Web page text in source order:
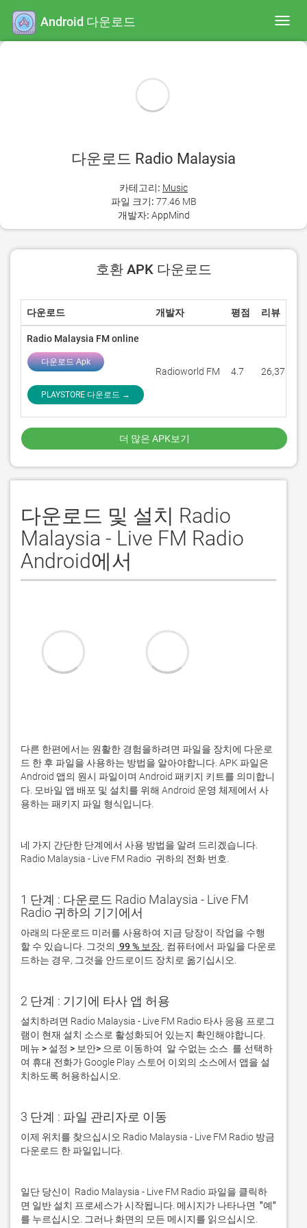
Android 다운로드
다운로드 Radio Malaysia
카테고리: Music
파일 크기: 77.46 MB
개발자: AppMind
호환 APK 다운로드
다운로드 개발자 평점 리뷰
Radio Malaysia FM online
다운로드 Apk
PLAYSTORE 다운로드 →
Radioworld FM 4.7 26,376
더 많은 APK보기
다운로드 및 설치 Radio
Malaysia - Live FM Radio
Android에서
다른 한편에서는 원활한 경험을하려면 파일을 장치에 다운로
드 한 후 파일을 사용하는 방법을 알아야합니다. APK 파일은
Android 앱의 원시 파일이며 Android 패키지 키트를 의미합니
다. 모바일 앱 배포 및 설치를 위해 Android 운영 체제에서 사
용하는 패키지 파일 형식입니다.
네 가지 간단한 단계에서 사용 방법을 알려 드리겠습니다.
Radio Malaysia - Live FM Radio  귀하의 전화 번호.
1 단계 : 다운로드 Radio Malaysia - Live FM
Radio 귀하의 기기에서
아래의 다운로드 미러를 사용하여 지금 당장이 작업을 수행
할 수 있습니다. 그것의 99 % 보장
. 컴퓨터에서 파일을 다운로
드하는 경우, 그것을 안드로이드 장치로 옮기십시오.
2 단계 : 기기에 타사 앱 허용
설치하려면 Radio Malaysia - Live FM Radio 타사 응용 프로그
메뉴 > 설정 > 보안> 으로 이동하여 알 수없는 소스 를 선택하
여 휴대 전화가 Google Play 스토어 이외의 소스에서 앱을 설
치하도록 허용하십시오.
3 단계 : 파일 관리자로 이동
이제 위치를 찾으십시오 Radio Malaysia - Live FM Radio 방금
다운로드 한 파일입니다.
일단 당신이  Radio Malaysia - Live FM Radio 파일을 클릭하
면 일반 설치 프로세스가 시작됩니다. 메시지가 나타나면
를 누르십시오. 그러나 화면의 모든 메시지를 읽으십시오.